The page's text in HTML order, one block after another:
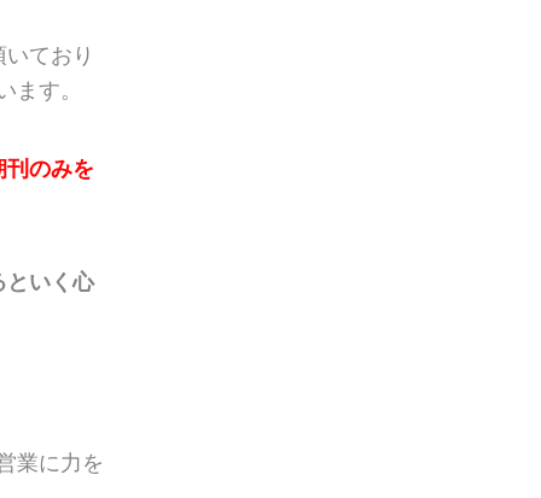
いており
ます。
刊のみを
といく心
業に力を